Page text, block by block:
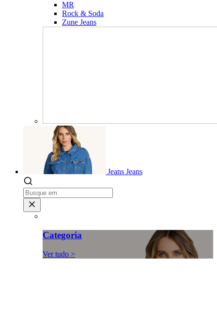
MR
Rock & Soda
Zune Jeans
Jeans Jeans
Categoria
Ver tudo >